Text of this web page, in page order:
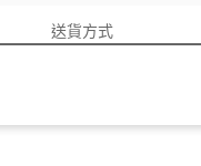
送貨方式